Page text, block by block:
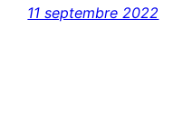
11 septembre 2022